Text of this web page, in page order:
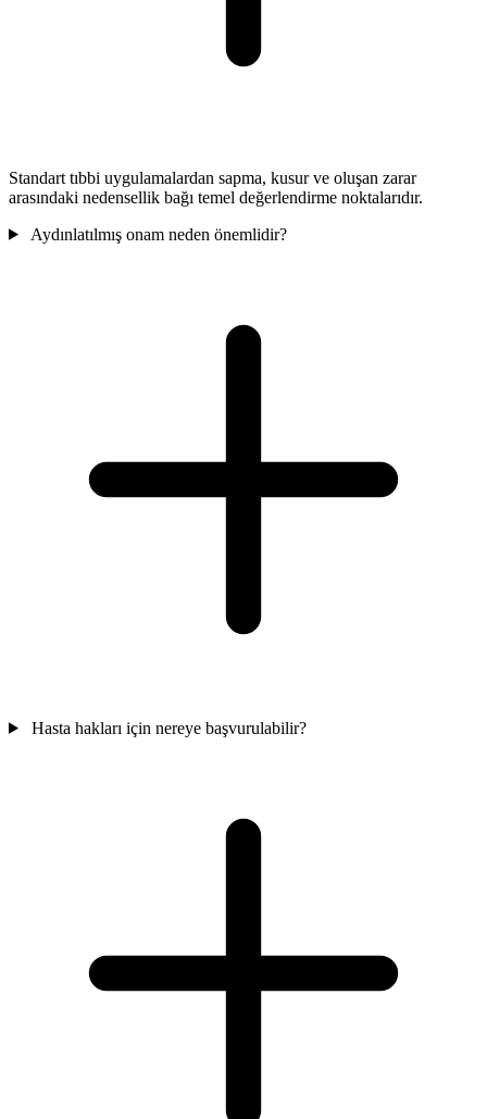
Standart tıbbi uygulamalardan sapma, kusur ve oluşan zarar
arasındaki nedensellik bağı temel değerlendirme noktalarıdır.
Aydınlatılmış onam neden önemlidir?
Hasta hakları için nereye başvurulabilir?